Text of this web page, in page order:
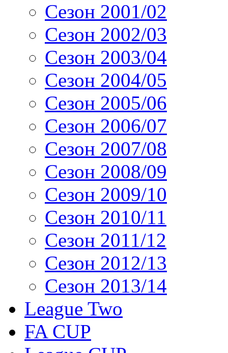
Сезон 2001/02
Сезон 2002/03
Сезон 2003/04
Сезон 2004/05
Сезон 2005/06
Сезон 2006/07
Сезон 2007/08
Сезон 2008/09
Сезон 2009/10
Сезон 2010/11
Сезон 2011/12
Сезон 2012/13
Сезон 2013/14
League Two
FA CUP